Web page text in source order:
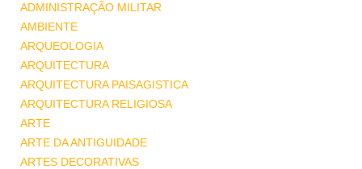
ADMINISTRAÇÃO MILITAR
AMBIENTE
ARQUEOLOGIA
ARQUITECTURA
ARQUITECTURA PAISAGISTICA
ARQUITECTURA RELIGIOSA
ARTE
ARTE DA ANTIGUIDADE
ARTES DECORATIVAS